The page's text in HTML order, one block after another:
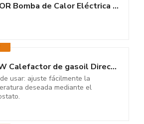
VEVOR Bomba de Calor Eléctrica para Piscina, 3,22-15,25 kW, Calentadores...
25kW Calefactor de gasoil Directo Calentador de gasoil Calefactor de gasoil...
usar: ajuste fácilmente la
deseada mediante el